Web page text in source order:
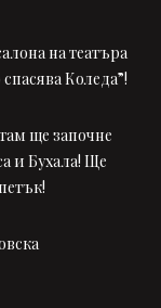
на театъра
Коледа”!
ще започне
и Бухала! Ще